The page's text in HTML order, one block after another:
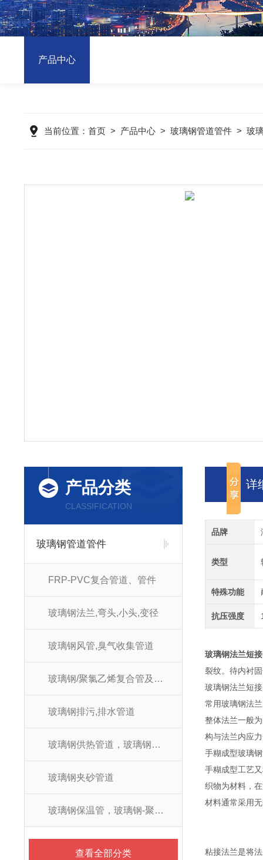
产品中心
当前位置： 首页> 产品中心> 玻璃钢管道管件> 玻
产品分类
CLASSIFICATION
玻璃钢管道管件
FRP-PVC复合管道、管件
玻璃钢法兰,弯头,小头,变径
玻璃钢风管,臭气收集管道
玻璃钢/聚氯乙烯复合管及管件
玻璃钢排污,排水管道
玻璃钢供热管道，玻璃钢供暖管道
玻璃钢夹砂管道
玻璃钢保温管，玻璃钢-聚氨酯防腐保温管
查看全部分类
详
品牌
类型
特殊功能
抗压强度
玻璃钢法兰短接
裂纹。待内衬
玻璃钢法兰短
常用玻璃钢法
整体法兰一般
构与法兰内应
手糊成型玻璃
手糊成型工艺
织物为材料，
材料通常采用
粘接法兰是将